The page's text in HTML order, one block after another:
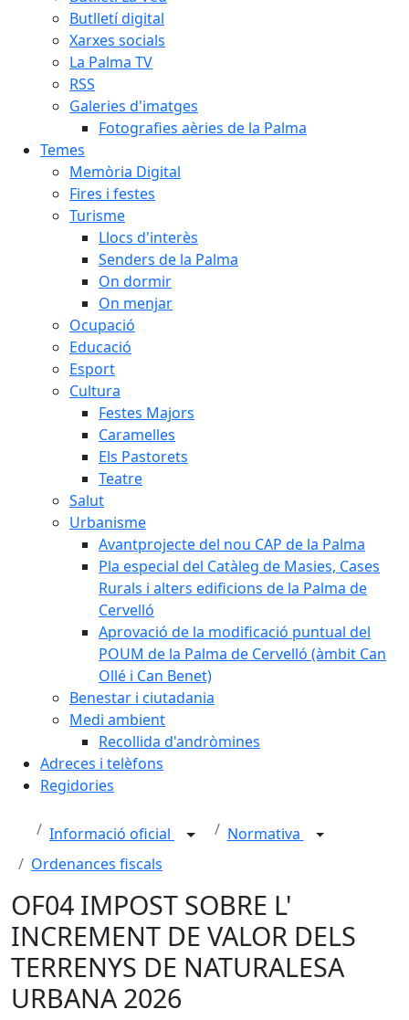
Butlletí digital
Xarxes socials
La Palma TV
RSS
Galeries d'imatges
Fotografies aèries de la Palma
Temes
Memòria Digital
Fires i festes
Turisme
Llocs d'interès
Senders de la Palma
On dormir
On menjar
Ocupació
Educació
Esport
Cultura
Festes Majors
Caramelles
Els Pastorets
Teatre
Salut
Urbanisme
Avantprojecte del nou CAP de la Palma
Pla especial del Catàleg de Masies, Cases
Rurals i alters edificions de la Palma de
Cervelló
Aprovació de la modificació puntual del
POUM de la Palma de Cervelló (àmbit Can
Ollé i Can Benet)
Benestar i ciutadania
Medi ambient
Recollida d'andròmines
Adreces i telèfons
Regidories
Informació oficial
Normativa
Ordenances fiscals
OF04 IMPOST SOBRE L'
INCREMENT DE VALOR DELS
TERRENYS DE NATURALESA
URBANA 2026